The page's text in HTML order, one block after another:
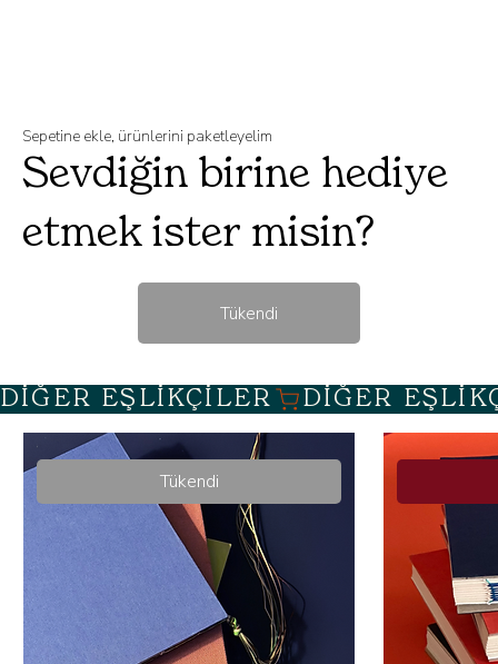
DİĞER EŞLİKÇİLER
Sepetine ekle, ürünlerini paketleyelim
Sevdiğin birine hediye
etmek ister misin?
Tükendi
Tükendi